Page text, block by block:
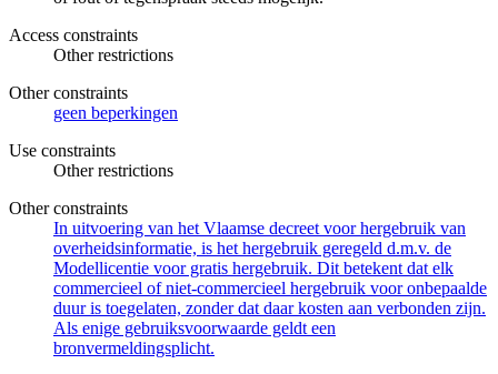
Access constraints
Other restrictions
Other constraints
geen beperkingen
Use constraints
Other restrictions
Other constraints
In uitvoering van het Vlaamse decreet voor hergebruik van
overheidsinformatie, is het hergebruik geregeld d.m.v. de
Modellicentie voor gratis hergebruik. Dit betekent dat elk
commercieel of niet-commercieel hergebruik voor onbepaalde
duur is toegelaten, zonder dat daar kosten aan verbonden zijn.
Als enige gebruiksvoorwaarde geldt een
bronvermeldingsplicht.